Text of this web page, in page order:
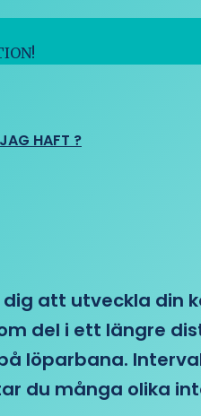
HAFT ?
att utveckla din
del i ett längre
löparbana.
du många olika